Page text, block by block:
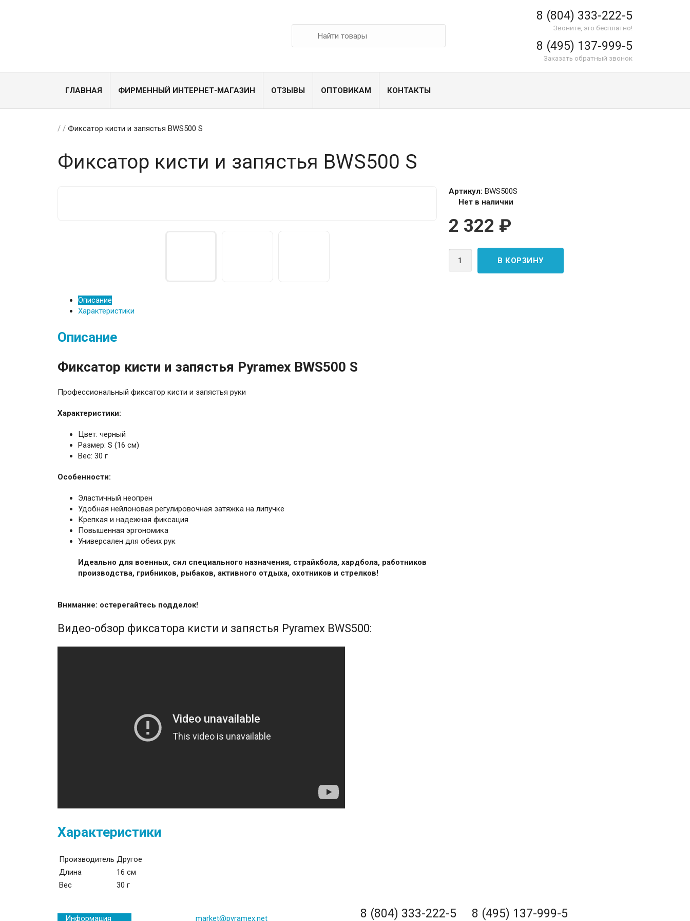
8 (804) 333-222-5
Звоните, это бесплатно!
8 (495) 137-999-5
Заказать обратный звонок
ГЛАВНАЯ ФИРМЕННЫЙ ИНТЕРНЕТ-МАГАЗИН ОТЗЫВЫ ОПТОВИКАМ КОНТАКТЫ
/ / Фиксатор кисти и запястья BWS500 S
Фиксатор кисти и запястья BWS500 S
Артикул: BWS500S
Нет в наличии
2 322 ₽
Описание
Характеристики
Описание
Фиксатор кисти и запястья Pyramex BWS500 S
Профессиональный фиксатор кисти и запястья руки
Характеристики:
Цвет: черный
Размер: S (16 см)
Вес: 30 г
Особенности:
Эластичный неопрен
Удобная нейлоновая регулировочная затяжка на липучке
Крепкая и надежная фиксация
Повышенная эргономика
Универсален для обеих рук
Идеально для военных, сил специального назначения, страйкбола, хардбола, работников
производства, грибников, рыбаков, активного отдыха, охотников и стрелков!
Внимание: остерегайтесь подделок!
Видео-обзор фиксатора кисти и запястья Pyramex BWS500:
Характеристики
Производитель Другое
Длина
16 см
Вес
30 г
Информация market@pyramex.net 8 (804) 333-222-5 8 (495) 137-999-5